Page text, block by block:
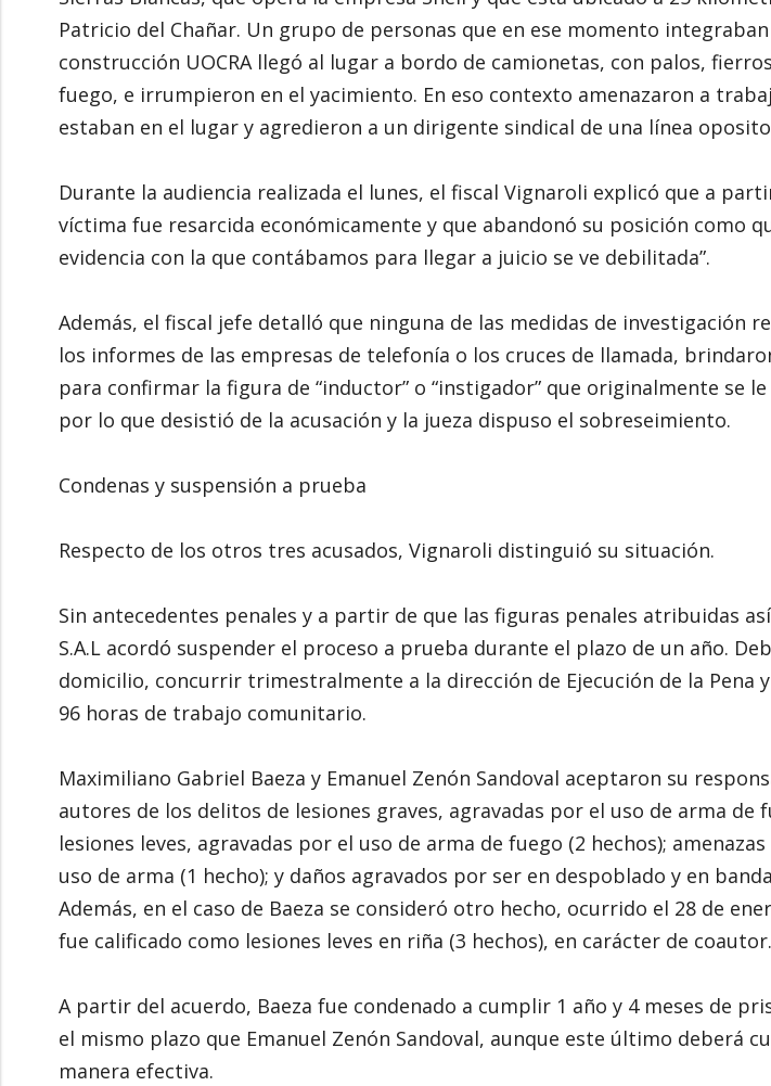
Patricio del Chañar. Un grupo de personas que en ese momento
construcción UOCRA llegó al lugar a bordo de camionetas, con palos,
fuego, e irrumpieron en el yacimiento. En eso contexto amenazaron a
estaban en el lugar y agredieron a un dirigente sindical de una línea
Durante la audiencia realizada el lunes, el fiscal Vignaroli explicó que a
víctima fue resarcida económicamente y que abandonó su posición como
evidencia con la que contábamos para llegar a juicio se ve debilitada”.
Además, el fiscal jefe detalló que ninguna de las medidas de investigación
los informes de las empresas de telefonía o los cruces de llamada,
para confirmar la figura de “inductor” o “instigador” que originalmente se le
por lo que desistió de la acusación y la jueza dispuso el sobreseimiento.
Condenas y suspensión a prueba
Respecto de los otros tres acusados, Vignaroli distinguió su situación.
Sin antecedentes penales y a partir de que las figuras penales atribuidas
S.A.L acordó suspender el proceso a prueba durante el plazo de un año.
domicilio, concurrir trimestralmente a la dirección de Ejecución de la Pena
96 horas de trabajo comunitario.
Maximiliano Gabriel Baeza y Emanuel Zenón Sandoval aceptaron su
autores de los delitos de lesiones graves, agravadas por el uso de arma de
lesiones leves, agravadas por el uso de arma de fuego (2 hechos);
uso de arma (1 hecho); y daños agravados por ser en despoblado y en
Además, en el caso de Baeza se consideró otro hecho, ocurrido el 28 de
fue calificado como lesiones leves en riña (3 hechos), en carácter de coautor.
A partir del acuerdo, Baeza fue condenado a cumplir 1 año y 4 meses de
el mismo plazo que Emanuel Zenón Sandoval, aunque este último deberá
manera efectiva.